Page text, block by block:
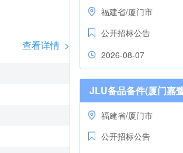
查看详情 >
福建省/厦门市
公开招标公告
2026-08-07
福建省/厦门市
公开招标公告